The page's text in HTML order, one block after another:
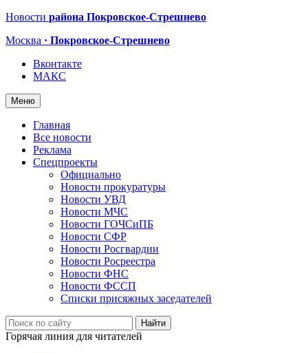
Новости района Покровское-Стрешнево
Москва · Покровское-Стрешнево
Вконтакте
МАКС
Меню
Главная
Все новости
Реклама
Спецпроекты
Официально
Новости прокуратуры
Новости УВД
Новости МЧС
Новости ГОЧСиПБ
Новости СФР
Новости Росгвардии
Новости Росреестра
Новости ФНС
Новости ФССП
Списки присяжных заседателей
Горячая линия для читателей